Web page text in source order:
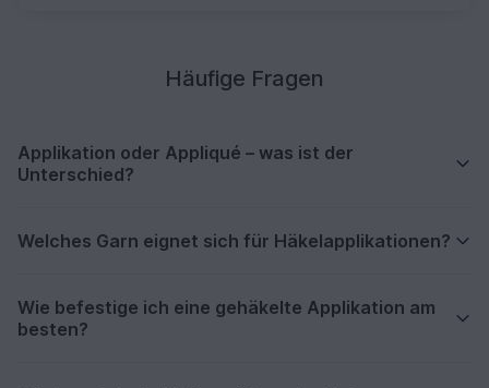
Häufige Fragen
Applikation oder Appliqué – was ist der
Unterschied?
Welches Garn eignet sich für Häkelapplikationen?
Wie befestige ich eine gehäkelte Applikation am
besten?